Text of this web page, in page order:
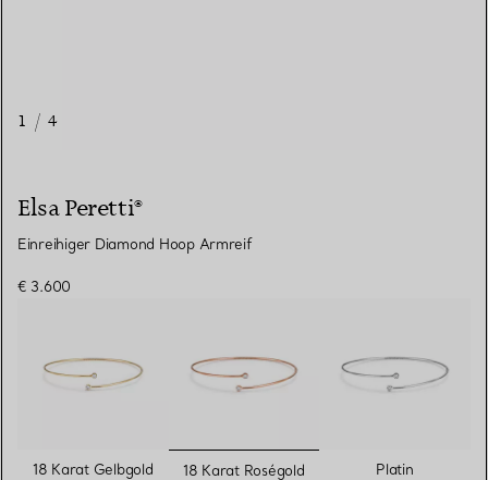
1 / 4
Elsa Peretti®
Einreihiger Diamond Hoop Armreif
€ 3.600
18 Karat Gelbgold ausgewählt
18 Karat Roségold Platin